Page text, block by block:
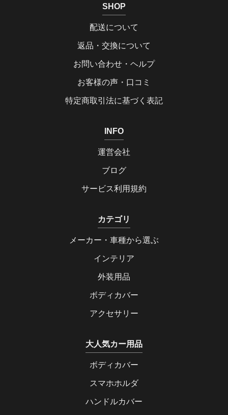
SHOP
配送について
返品・交換について
お問い合わせ・ヘルプ
お客様の声・口コミ
特定商取引法に基づく表記
INFO
運営会社
ブログ
サービス利用規約
カテゴリ
メーカー・車種から選ぶ
インテリア
外装用品
ボディカバー
アクセサリー
大人気カー用品
ボディカバー
スマホホルダ
ハンドルカバー